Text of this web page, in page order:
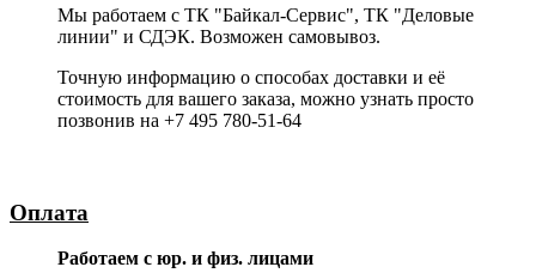
Мы работаем с ТК "Байкал-Сервис", ТК "Деловые
линии" и СДЭК. Возможен самовывоз.
Точную информацию о способах доставки и её
стоимость для вашего заказа, можно узнать просто
позвонив на +7 495 780-51-64
Оплата
Работаем с юр. и физ. лицами